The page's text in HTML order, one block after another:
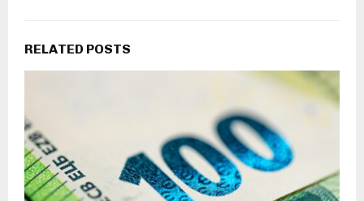
RELATED POSTS